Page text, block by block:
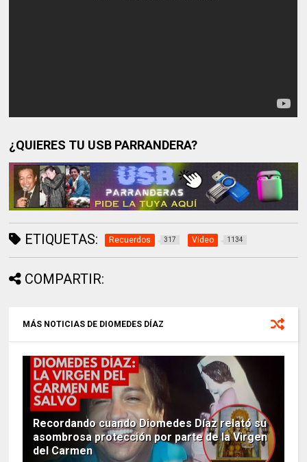
¿QUIERES TU USB PARRANDERA?
ETIQUETAS: Recuerdos 317 Video 1134
COMPARTIR:
MÁS NOTICIAS DE DIOMEDES DÍAZ
Recordando cuando Diomedes Díaz relató su
asombrosa protección por parte de la Virgen
del Carmen